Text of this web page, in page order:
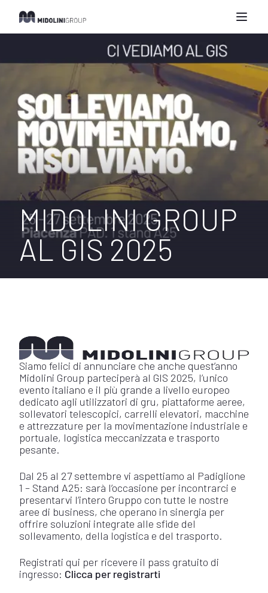
MIDOLINI GROUP
AL GIS 2025
Siamo felici di annunciare che anche quest’anno
Midolini Group parteciperà al GIS 2025, l’unico
evento italiano e il più grande a livello europeo
dedicato agli utilizzatori di gru, piattaforme aeree,
sollevatori telescopici, carrelli elevatori, macchine
e attrezzature per la movimentazione industriale e
portuale, logistica meccanizzata e trasporto
pesante.
Dal 25 al 27 settembre vi aspettiamo al Padiglione
1 – Stand A25: sarà l’occasione per incontrarci e
presentarvi l’intero Gruppo con tutte le nostre
aree di business, che operano in sinergia per
offrire soluzioni integrate alle sfide del
sollevamento, della logistica e del trasporto.
Registrati qui per ricevere il pass gratuito di
ingresso: Clicca per registrarti